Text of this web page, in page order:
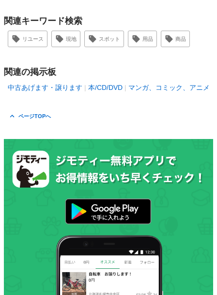
関連キーワード検索
リユース 現地 スポット 用品 商品
関連の掲示板
中古あげます・譲ります 本/CD/DVD マンガ、コミック、アニメ
ページTOPへ